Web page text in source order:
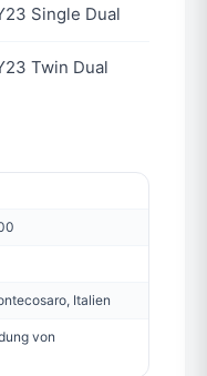
Single Dual
Twin Dual
Italien
von